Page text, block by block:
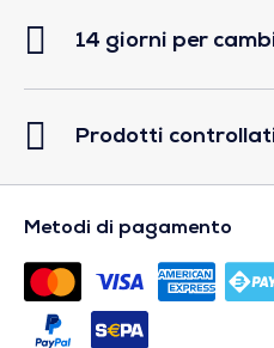
14 giorni per
Prodotti
Metodi di pagamento